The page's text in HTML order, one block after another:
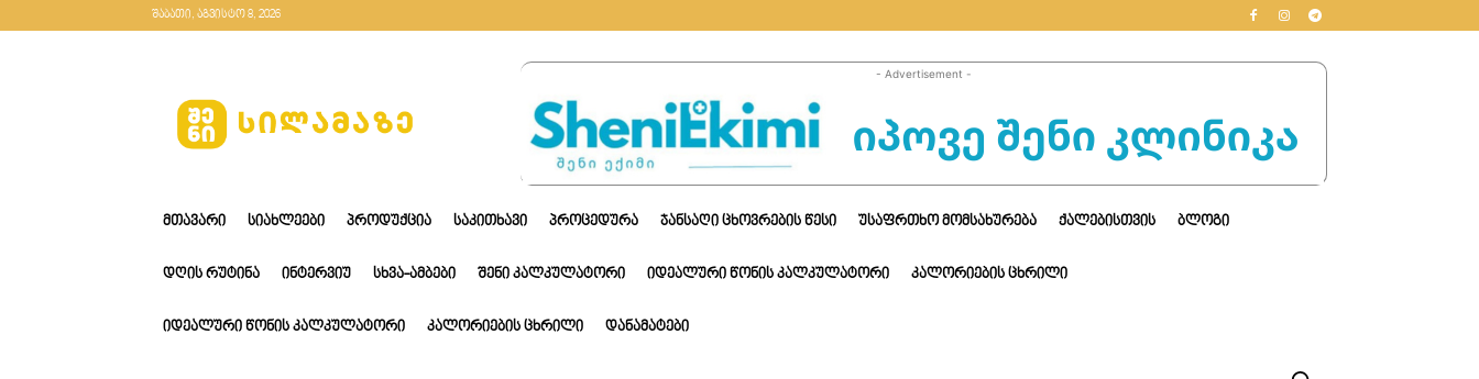
შაბათი, აგვისტო 8, 2026
- Advertisement -
ᲛᲗᲐᲕᲐᲠᲘ ᲡᲘᲐᲮᲚᲔᲔᲑᲘ ᲞᲠᲝᲓᲣᲥᲪᲘᲐ ᲡᲐᲙᲘᲗᲮᲐᲕᲘ ᲞᲠᲝᲪᲔᲓᲣᲠᲐ ᲯᲐᲜᲡᲐᲦᲘ ᲪᲮᲝᲕᲠᲔᲑᲘᲡ ᲬᲔᲡᲘ ᲣᲡᲐᲤᲠᲗᲮᲝ ᲛᲝᲛᲡᲐᲮᲣᲠᲔᲑᲐ ᲥᲐᲚᲔᲑᲘᲡᲗᲕᲘᲡ ᲑᲚᲝᲒᲘ
ᲓᲦᲘᲡ ᲠᲣᲢᲘᲜᲐ ᲘᲜᲢᲔᲠᲕᲘᲣ ᲡᲮᲕᲐ-ᲐᲛᲑᲔᲑᲘ ᲨᲔᲜᲘ ᲙᲐᲚᲙᲣᲚᲐᲢᲝᲠᲘ ᲘᲓᲔᲐᲚᲣᲠᲘ ᲬᲝᲜᲘᲡ ᲙᲐᲚᲙᲣᲚᲐᲢᲝᲠᲘ ᲙᲐᲚᲝᲠᲘᲔᲑᲘᲡ ᲪᲮᲠᲘᲚᲘ
ᲘᲓᲔᲐᲚᲣᲠᲘ ᲬᲝᲜᲘᲡ ᲙᲐᲚᲙᲣᲚᲐᲢᲝᲠᲘ ᲙᲐᲚᲝᲠᲘᲔᲑᲘᲡ ᲪᲮᲠᲘᲚᲘ ᲓᲐᲜᲐᲛᲐᲢᲔᲑᲘ